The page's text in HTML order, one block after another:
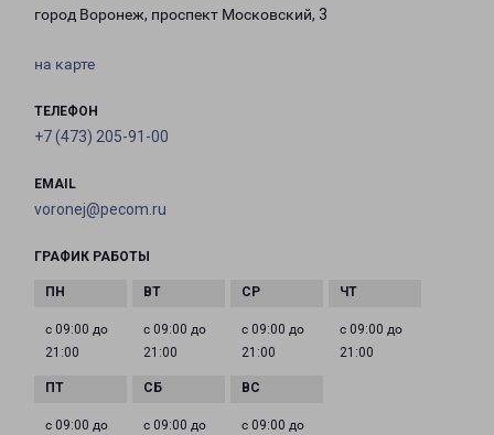
город Воронеж, проспект Московский, 3
на карте
ТЕЛЕФОН
+7 (473) 205-91-00
EMAIL
voronej@pecom.ru
ГРАФИК РАБОТЫ
с 09:00 до
21:00
с 09:00 до
21:00
с 09:00 до
21:00
с 09:00 до
21:00
с 09:00 до
с 09:00 до
с 09:00 до